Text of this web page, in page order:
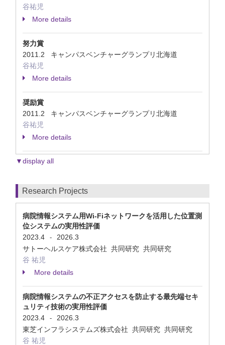
谷祐児
More details
努力賞
2011.2 キャンパスベンチャーグランプリ北海道
谷祐児
More details
奨励賞
2011.2 キャンパスベンチャーグランプリ北海道
谷祐児
More details
▼display all
Research Projects
病院情報システム用Wi-Fiネットワークを活用した位置測
位システムの実用性評価
2023.4
-
2026.3
サトーヘルスケア株式会社 共同研究 共同研究
谷 祐児
More details
病院情報システムの不正アクセスを防止する最先端セキ
ュリティ技術の実用性評価
2023.4
-
2026.3
東芝インフラシステムズ株式会社 共同研究 共同研究
谷 祐児